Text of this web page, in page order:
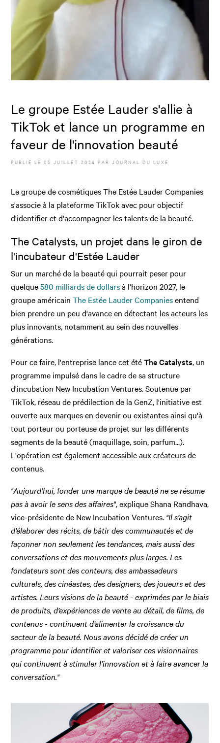
Le groupe Estée Lauder s'allie à
TikTok et lance un programme en
faveur de l'innovation beauté
PUBLIÉ LE05 JUILLET 2024 PAR JOURNAL DU LUXE
Le groupe de cosmétiques The Estée Lauder Companies
s'associe à la plateforme TikTok avec pour objectif
d'identifier et d'accompagner les talents de la beauté.
The Catalysts, un projet dans le giron de
l'incubateur d'Estée Lauder
Sur un marché de la beauté qui pourrait peser pour
quelque580 milliards de dollarsà l'horizon 2027, le
groupe américainThe Estée Lauder Companiesentend
bien prendre un peu d'avance en détectant les acteurs les
plus innovants, notamment au sein des nouvelles
générations.
Pour ce faire, l'entreprise lance cet étéThe Catalysts, un
programme impulsé dans le cadre de sa structure
d'incubation New Incubation Ventures. Soutenue par
TikTok, réseau de prédilection de la GenZ, l'initiative est
ouverte aux marques en devenir ou existantes ainsi qu'à
tout porteur ou porteuse de projet sur les différents
segments de la beauté (maquillage, soin, parfum...).
L'opération est également accessible aux créateurs de
contenus.
"Aujourd’hui, fonder une marque de beauté ne se résume
pas à avoir le sens des affaires", explique Shana Randhava,
vice-présidente de New Incubation Ventures. "Il s’agit
d’élaborer des récits, de bâtir des communautés et de
façonner non seulement les tendances, mais aussi des
conversations et des mouvements plus larges. Les
fondateurs sont des conteurs, des ambassadeurs
culturels, des cinéastes, des designers, des joueurs et des
artistes. Leurs visions de la beauté - exprimées par le biais
de produits, d’expériences de vente au détail, de films, de
contenus - continuent d’alimenter la croissance du
secteur de la beauté. Nous avons décidé de créer un
programme pour identifier et valoriser ces visionnaires
qui continuent à stimuler l’innovation et à faire avancer la
conversation."